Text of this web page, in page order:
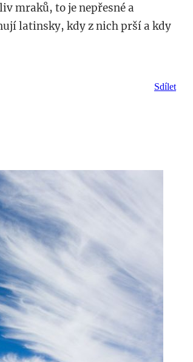
mraků, to je nepřesné a
latinsky, kdy z nich prší a kdy
Sdílet